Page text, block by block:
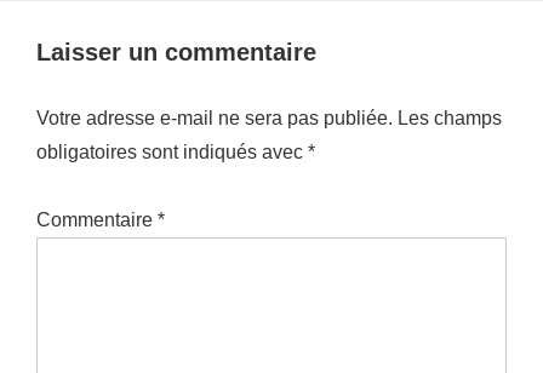
Laisser un commentaire
Votre adresse e-mail ne sera pas publiée. Les champs
obligatoires sont indiqués avec *
Commentaire *